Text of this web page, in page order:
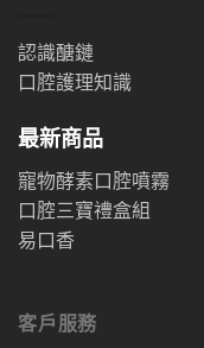
認識醣鏈
口腔護理知識
最新商品
寵物酵素口腔噴霧
口腔三寶禮盒組
易口香
客戶服務